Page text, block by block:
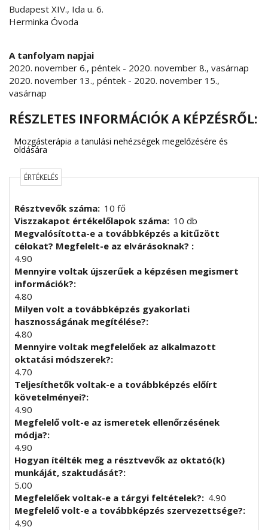
Budapest XIV., Ida u. 6.
Herminka Óvoda
A tanfolyam napjai
2020. november 6., péntek - 2020. november 8., vasárnap
2020. november 13., péntek - 2020. november 15.,
vasárnap
RÉSZLETES INFORMÁCIÓK A KÉPZÉSRŐL:
Mozgásterápia a tanulási nehézségek megelőzésére és
oldására
ÉRTÉKELÉS
Résztvevők száma
10 fő
Viszzakapot értékelőlapok száma
10 db
Megvalósította-e a továbbképzés a kitűzött
célokat? Megfelelt-e az elvárásoknak?
4.90
Mennyire voltak újszerűek a képzésen megismert
információk?
4.80
Milyen volt a továbbképzés gyakorlati
hasznosságának megítélése?
4.80
Mennyire voltak megfelelőek az alkalmazott
oktatási módszerek?
4.70
Teljesíthetők voltak-e a továbbképzés előírt
követelményei?
4.90
Megfelelő volt-e az ismeretek ellenőrzésének
módja?
4.90
Hogyan ítélték meg a résztvevők az oktató(k)
munkáját, szaktudását?
5.00
Megfelelőek voltak-e a tárgyi feltételek?
4.90
Megfelelő volt-e a továbbképzés szervezettsége?
4.90